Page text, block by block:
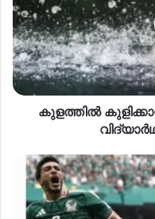
കുളത്തിൽ